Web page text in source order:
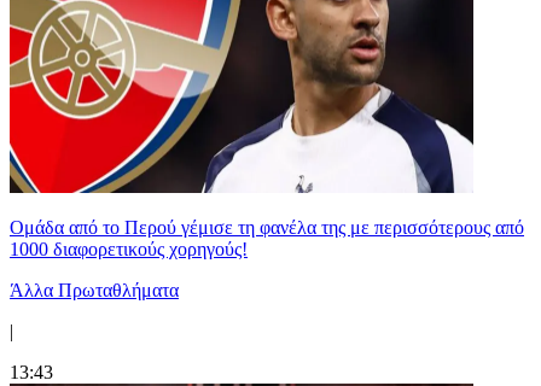
Ομάδα από το Περού γέμισε τη φανέλα της με περισσότερους από
1000 διαφορετικούς χορηγούς!
Άλλα Πρωταθλήματα
|
13:43